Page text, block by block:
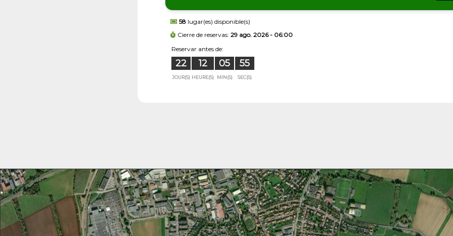
58 lugar(es) disponible(s)
Cierre de reservas: 29 ago. 2026 - 06:00
Reservar antes de:
22 12 05 54
JOUR(S) HEURE(S) MIN(S) SEC(S)